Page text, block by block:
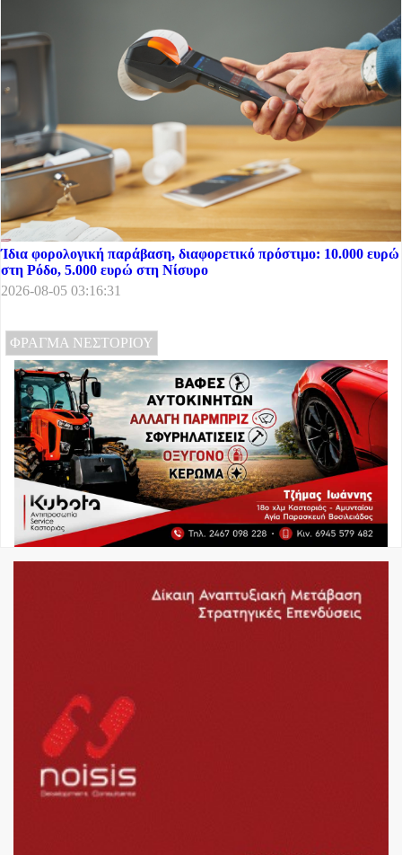
Ίδια φορολογική παράβαση, διαφορετικό πρόστιμο: 10.000 ευρώ
στη Ρόδο, 5.000 ευρώ στη Νίσυρο
2026-08-05 03:16:31
ΦΡΑΓΜΑ ΝΕΣΤΟΡΙΟΥ